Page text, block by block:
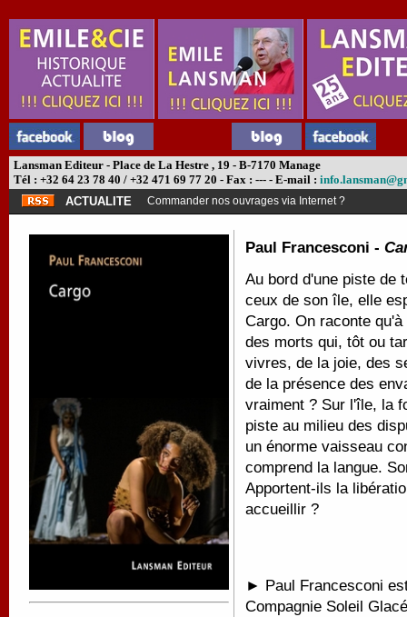
Lansman Editeur - Place de La Hestre , 19 - B-7170 Manage
Tél : +32 64 23 78 40 / +32 471 69 77 20 - Fax : --- - E-mail :
ACTUALITE
Commander nos ouvrages via Internet ?
Paul Francesconi -
Au bord d'une piste de
ceux de son île, elle
Cargo. On raconte
des morts qui, tôt ou
vivres, de la joie, des
de la présence des
vraiment ? Sur l'île, la
piste au milieu des
un énorme vaisseau
comprend la langue.
Apportent-ils la
accueillir ?
► Paul Francesconi
Compagnie Soleil